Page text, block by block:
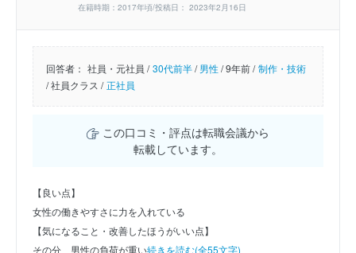
在籍時期：2017年頃/投稿日： 2023年2月16日
回答者： 社員・元社員 / 30代前半/男性/9年前 / 制作・技術
/社員クラス / 正社員
この口コミ・評点は転職会議から
転載しています。
【良い点】
女性の働きやすさに力を入れている
【気になること・改善したほうがいい点】
その分、男性の負荷が重い続きを読む(全55文字)